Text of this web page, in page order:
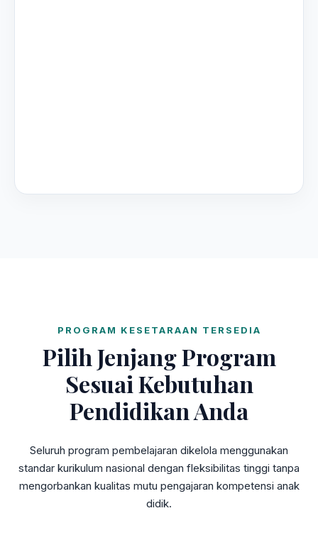
PROGRAM KESETARAAN TERSEDIA
Pilih Jenjang Program
Sesuai Kebutuhan
Pendidikan Anda
Seluruh program pembelajaran dikelola menggunakan
standar kurikulum nasional dengan fleksibilitas tinggi tanpa
mengorbankan kualitas mutu pengajaran kompetensi anak
didik.